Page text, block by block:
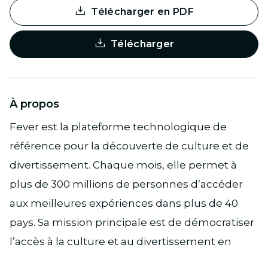
Télécharger en PDF
Télécharger
À propos
Fever est la plateforme technologique de
référence pour la découverte de culture et de
divertissement. Chaque mois, elle permet à
plus de 300 millions de personnes d’accéder
aux meilleures expériences dans plus de 40
pays. Sa mission principale est de démocratiser
l’accès à la culture et au divertissement en